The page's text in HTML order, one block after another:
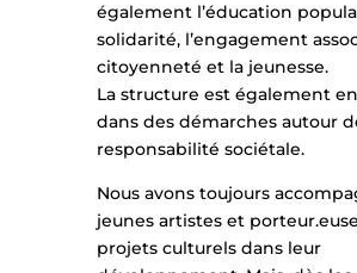
également l’éducation
solidarité, l’engagement
citoyenneté et la jeunesse.
La structure est également
dans des démarches autour
responsabilité sociétale.
Nous avons toujours
jeunes artistes et
projets culturels dans leur